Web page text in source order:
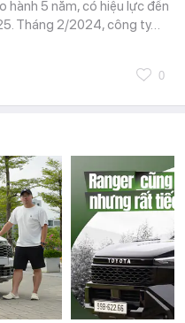
hành 5 năm, có hiệu lực đến
Tháng 2/2024, công ty…
0